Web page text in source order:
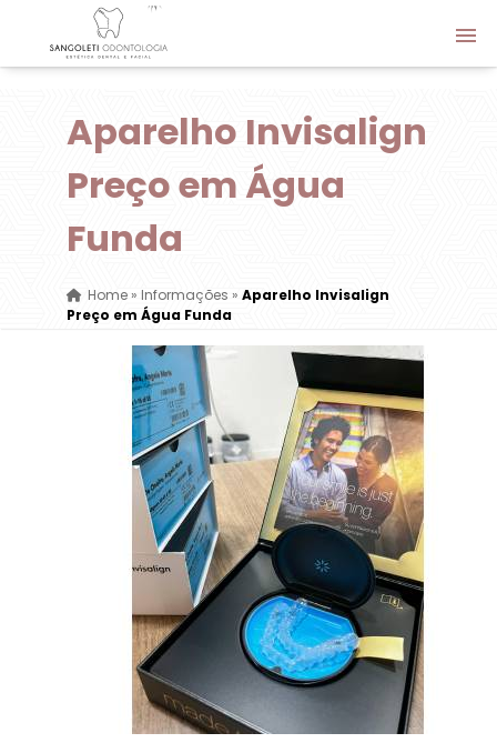
Aparelho Invisalign
Preço em Água
Funda
Home» Informações » Aparelho Invisalign
Preço em Água Funda